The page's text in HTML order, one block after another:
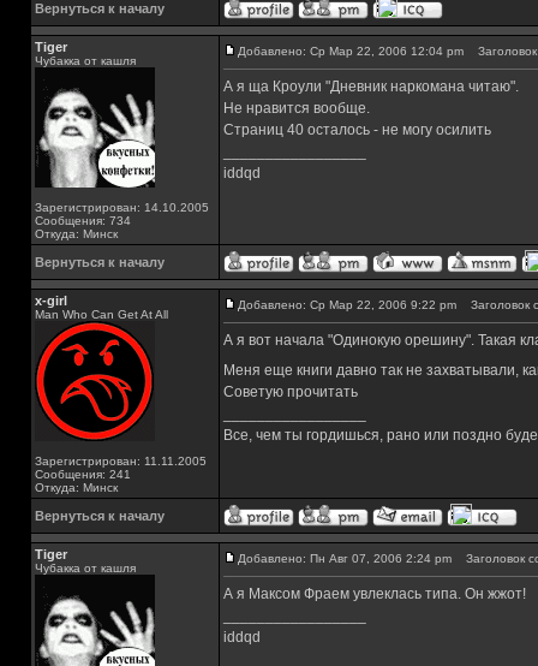
Вернуться к началу
Tiger
Чубакка от кашля
Зарегистрирован: 14.10.2005
Сообщения: 734
Откуда: Минск
Добавлено: Ср Мар 22, 2006 12:04 pm
А я ща Кроули "Дневник наркомана читаю".
Не нравится вообще.
Страниц 40 осталось - не могу осилить
iddqd
Вернуться к началу
x-girl
Man Who Can Get At All
Зарегистрирован: 11.11.2005
Сообщения: 241
Откуда: Минск
Добавлено: Ср Мар 22, 2006 9:22 pm Заголовок
А я вот начала "Одинокую орешину". Такая
Меня еще книги давно так не захватывали,
Советую прочитать
Все, чем ты гордишься, рано или поздно
Вернуться к началу
Tiger
Чубакка от кашля
Добавлено: Пн Авг 07, 2006 2:24 pm Заголовок
А я Максом Фраем увлеклась типа. Он жжот!
iddqd